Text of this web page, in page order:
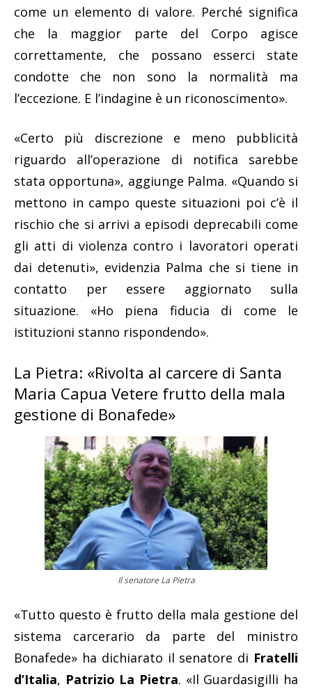
come un elemento di valore. Perché significa
che la maggior parte del Corpo agisce
correttamente, che possano esserci state
condotte che non sono la normalità ma
l’eccezione. E l’indagine è un riconoscimento».
«Certo più discrezione e meno pubblicità
riguardo all’operazione di notifica sarebbe
stata opportuna», aggiunge Palma. «Quando si
mettono in campo queste situazioni poi c’è il
rischio che si arrivi a episodi deprecabili come
gli atti di violenza contro i lavoratori operati
dai detenuti», evidenzia Palma che si tiene in
contatto per essere aggiornato sulla
situazione. «Ho piena fiducia di come le
istituzioni stanno rispondendo».
La Pietra: «Rivolta al carcere di Santa
Maria Capua Vetere frutto della mala
gestione di Bonafede»
Il senatore La Pietra
«Tutto questo è frutto della mala gestione del
sistema carcerario da parte del ministro
Bonafede» ha dichiarato il senatore di Fratelli
d’Italia, Patrizio La Pietra. «Il Guardasigilli ha